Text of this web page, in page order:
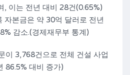
, 이는 전년 대비 28건(0.65%)
자본금은 약 30억 달러로 전년
감소.(경제재무부 통계)
이 3,768건으로 전체 건설 사업
86.5% 대비 증가)